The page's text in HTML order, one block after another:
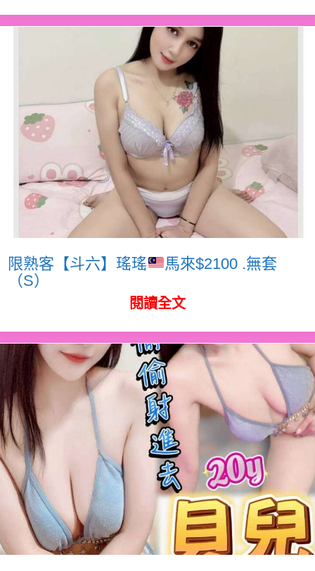
限熟客【斗六】瑤瑤
馬來$2100 .無套
（S）
閱讀全文